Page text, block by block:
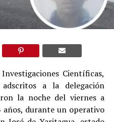
Científicas,
a la delegación
la noche del viernes a
años, durante un operativo